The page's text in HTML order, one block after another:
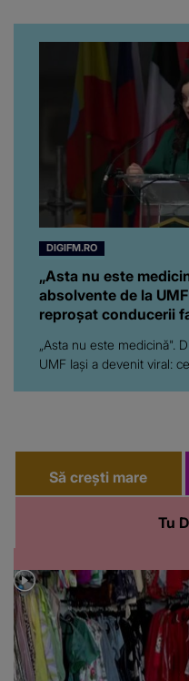
DIGIFM.RO
„Asta nu este
absolvente de la
reproșat conducerii
„Asta nu este medicină".
UMF Iași a devenit viral:
Să crești mare
Tu